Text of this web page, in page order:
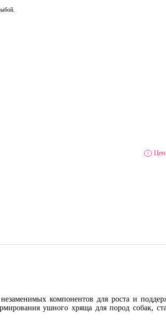
!
компонентов для роста и
ушного хряща для пород собак,